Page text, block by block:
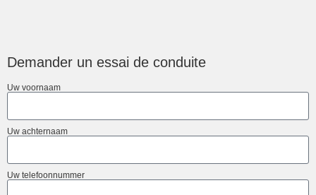
Demander un essai de conduite
Uw voornaam
Uw achternaam
Uw telefoonnummer